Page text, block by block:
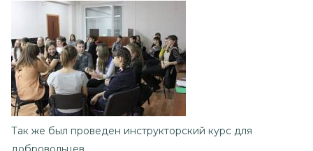
Так же был проведен инструкторский курс для